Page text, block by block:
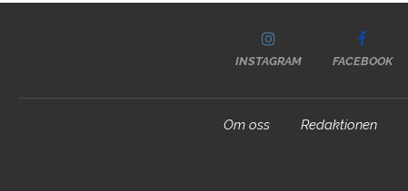
INSTAGRAM FACEBOOK
Om oss Redaktionen